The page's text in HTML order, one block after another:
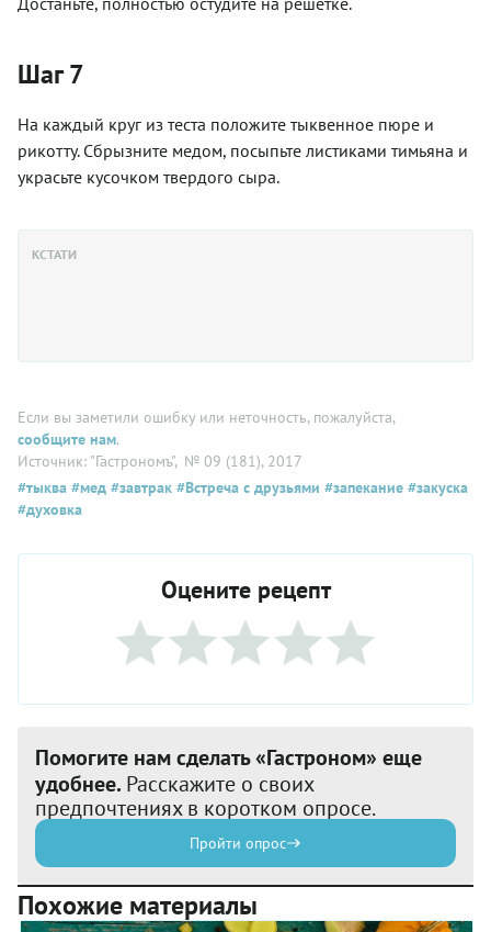
Шаг 7
На каждый круг из теста положите тыквенное пюре и
рикотту. Сбрызните медом, посыпьте листиками тимьяна и
украсьте кусочком твердого сыра.
КСТАТИ
Если вы заметили ошибку или неточность, пожалуйста,
сообщите нам.
Источник: "Гастрономъ", № 09 (181), 2017
#тыква #мед #завтрак #Встреча с друзьями #запекание #закуска
#духовка
Оцените рецепт
Помогите нам сделать «Гастроном» еще
удобнее. Расскажите о своих
предпочтениях в коротком опросе.
Пройти опрос
Похожие материалы